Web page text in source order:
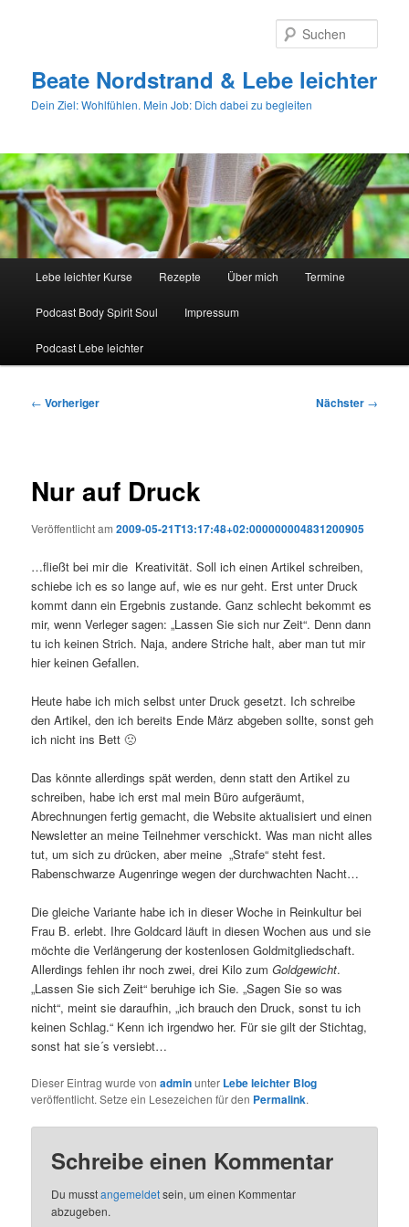
Beate Nordstrand & Lebe leichter
Dein Ziel: Wohlfühlen. Mein Job: Dich dabei zu begleiten
Lebe leichter Kurse Rezepte Über mich Termine
Podcast Body Spirit Soul Impressum
Podcast Lebe leichter
Beitragsnavigation
← Vorheriger Nächster →
Nur auf Druck
Veröffentlicht am2009-05-21T13:17:48+02:000000004831200905
…fließt bei mir die Kreativität. Soll ich einen Artikel schreiben,
schiebe ich es so lange auf, wie es nur geht. Erst unter Druck
kommt dann ein Ergebnis zustande. Ganz schlecht bekommt es
mir, wenn Verleger sagen: „Lassen Sie sich nur Zeit“. Denn dann
tu ich keinen Strich. Naja, andere Striche halt, aber man tut mir
hier keinen Gefallen.
Heute habe ich mich selbst unter Druck gesetzt. Ich schreibe
den Artikel, den ich bereits Ende März abgeben sollte, sonst geh
ich nicht ins Bett 🙁
Das könnte allerdings spät werden, denn statt den Artikel zu
schreiben, habe ich erst mal mein Büro aufgeräumt,
Abrechnungen fertig gemacht, die Website aktualisiert und einen
Newsletter an meine Teilnehmer verschickt. Was man nicht alles
tut, um sich zu drücken, aber meine „Strafe“ steht fest.
Rabenschwarze Augenringe wegen der durchwachten Nacht…
Die gleiche Variante habe ich in dieser Woche in Reinkultur bei
Frau B. erlebt. Ihre Goldcard läuft in diesen Wochen aus und sie
möchte die Verlängerung der kostenlosen Goldmitgliedschaft.
Allerdings fehlen ihr noch zwei, drei Kilo zumGoldgewicht.
„Lassen Sie sich Zeit“ beruhige ich Sie. „Sagen Sie so was
nicht“, meint sie daraufhin, „ich brauch den Druck, sonst tu ich
keinen Schlag.“ Kenn ich irgendwo her. Für sie gilt der Stichtag,
sonst hat sie´s versiebt…
Dieser Eintrag wurde vonadminunter Lebe leichter Blog
veröffentlicht. Setze ein Lesezeichen für den Permalink.
Schreibe einen Kommentar
Du musstangemeldetsein, um einen Kommentar
abzugeben.